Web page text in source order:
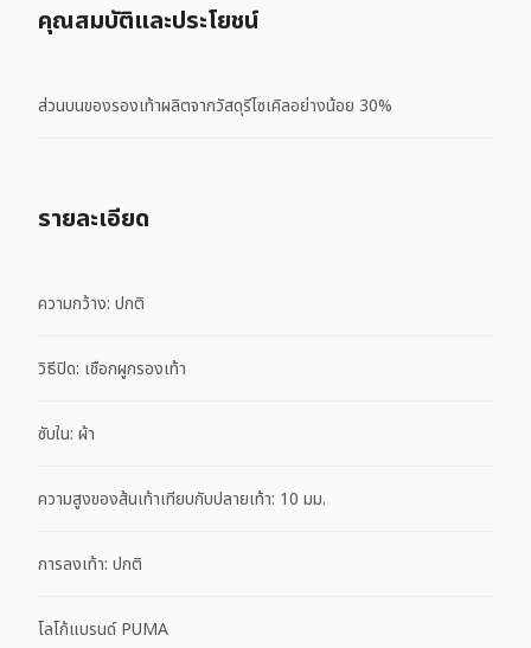
คุณสมบัติและประโยชน์
ส่วนบนของรองเท้าผลิตจากวัสดุรีไซเคิลอย่างน้อย 30%
รายละเอียด
ความกว้าง: ปกติ
วิธีปิด: เชือกผูกรองเท้า
ซับใน: ผ้า
ความสูงของส้นเท้าเทียบกับปลายเท้า: 10 มม.
การลงเท้า: ปกติ
โลโก้แบรนด์ PUMA